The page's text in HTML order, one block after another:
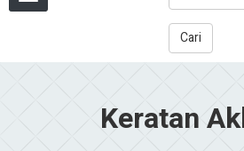
Cari
Keratan